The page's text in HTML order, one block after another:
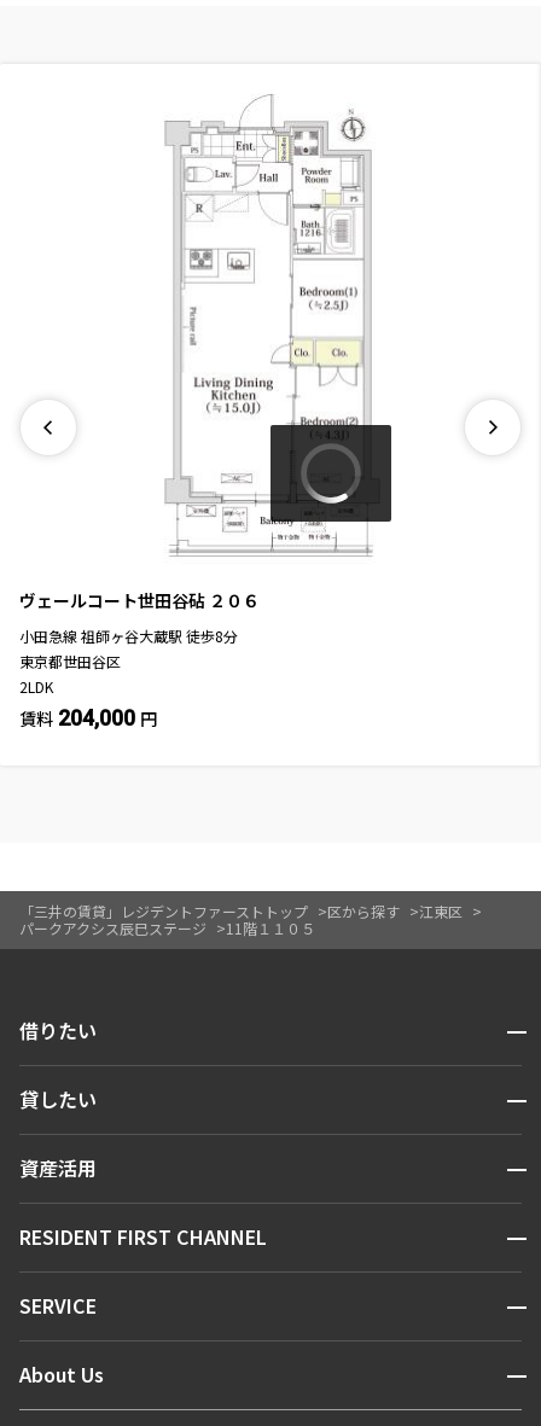
「三井の賃貸」レジデントファーストトップ 区から探す
江東区
パークアクシス辰巳ステージ
11階１１０５
ヴェールコート世田谷砧 ２０６
小田急線 祖師ヶ谷大蔵駅 徒歩8分
東京都世田谷区
2LDK
賃料 204,000 円
借りたい 開閉
人気エリアから探す
新着情報から探す
新着募集情報
貸したい 開閉
お問い合わせ
資産活用 開閉
お問い合わせ
RESIDENT FIRST CHANNEL 開閉
マンションレポート
住まいのコラム
SERVICE 開閉
会員ページ
About Us 開閉